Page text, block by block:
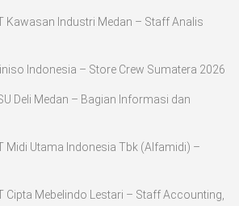
Kawasan Industri Medan – Staff Analis
Indonesia – Store Crew Sumatera 2026
Deli Medan – Bagian Informasi dan
Midi Utama Indonesia Tbk (Alfamidi) –
Cipta Mebelindo Lestari – Staff Accounting,